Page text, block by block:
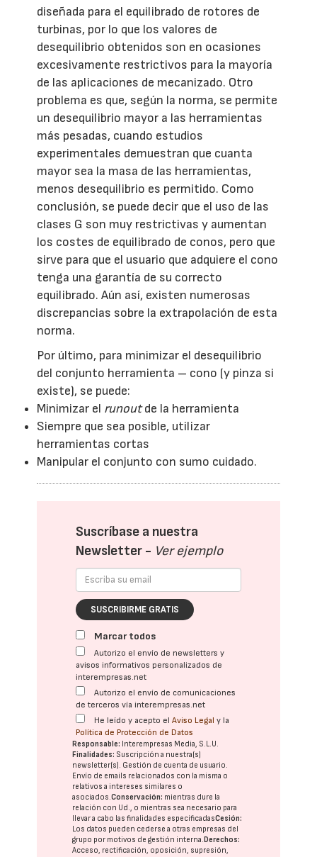
diseñada para el equilibrado de rotores de
turbinas, por lo que los valores de
desequilibrio obtenidos son en ocasiones
excesivamente restrictivos para la mayoría
de las aplicaciones de mecanizado. Otro
problema es que, según la norma, se permite
un desequilibrio mayor a las herramientas
más pesadas, cuando estudios
experimentales demuestran que cuanta
mayor sea la masa de las herramientas,
menos desequilibrio es permitido. Como
conclusión, se puede decir que el uso de las
clases G son muy restrictivas y aumentan
los costes de equilibrado de conos, pero que
sirve para que el usuario que adquiere el cono
tenga una garantía de su correcto
equilibrado. Aún así, existen numerosas
discrepancias sobre la extrapolación de esta
norma.
Por último, para minimizar el desequilibrio
del conjunto herramienta – cono (y pinza si
existe), se puede:
Minimizar el runoutde la herramienta
Siempre que sea posible, utilizar
herramientas cortas
Manipular el conjunto con sumo cuidado.
Suscríbase a nuestra
Newsletter - Ver ejemplo
SUSCRIBIRME GRATIS
Marcar todos
Autorizo el envío de newsletters y
avisos informativos personalizados de
interempresas.net
Autorizo el envío de comunicaciones
de terceros vía interempresas.net
He leído y acepto elAviso Legal y la
Política de Protección de Datos
Responsable: Interempresas Media, S.L.U.
Finalidades: Suscripción a nuestra(s)
newsletter(s). Gestión de cuenta de usuario.
Envío de emails relacionados con la misma o
relativos a intereses similares o
asociados.Conservación: mientras dure la
relación con Ud., o mientras sea necesario para
llevar a cabo las finalidades especificadasCesión:
Los datos pueden cederse a otras empresas del
grupo por motivos de gestión interna.Derechos:
Acceso, rectificación, oposición, supresión,